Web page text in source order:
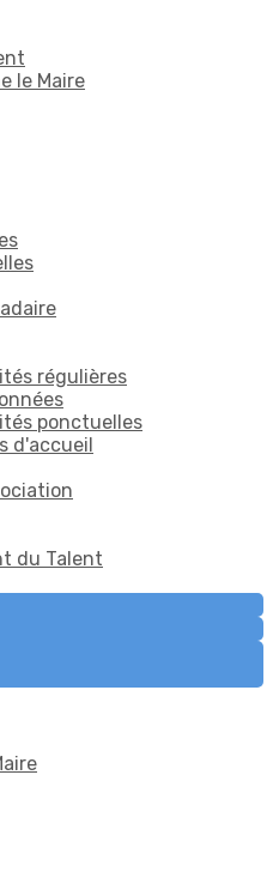
le Maire
régulières
ponctuelles
d'accueil
du Talent